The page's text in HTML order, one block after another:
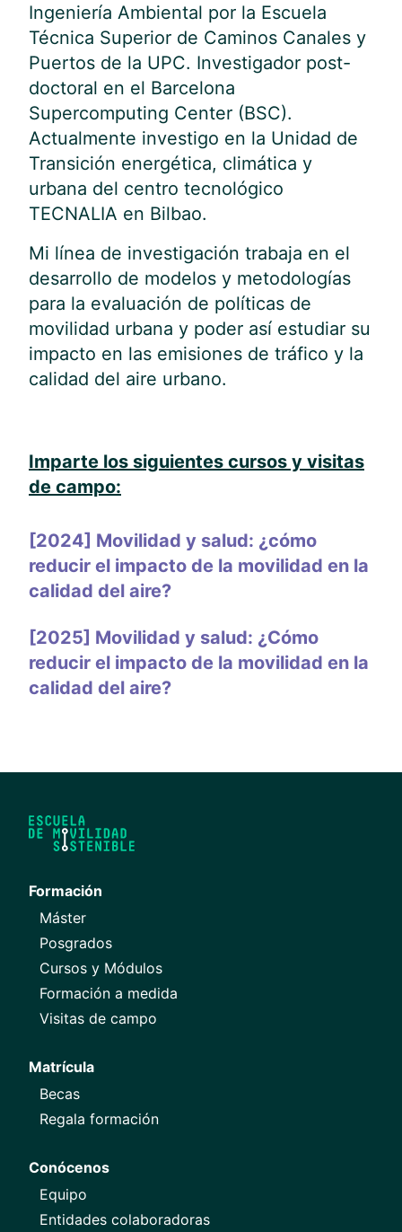
Ingeniería Ambiental por la Escuela
Técnica Superior de Caminos Canales y
Puertos de la UPC. Investigador post-
doctoral en el Barcelona
Supercomputing Center (BSC).
Actualmente investigo en la Unidad de
Transición energética, climática y
urbana del centro tecnológico
TECNALIA en Bilbao.
Mi línea de investigación trabaja en el
desarrollo de modelos y metodologías
para la evaluación de políticas de
movilidad urbana y poder así estudiar su
impacto en las emisiones de tráfico y la
calidad del aire urbano.
Imparte los siguientes cursos y visitas
de campo:
[2024] Movilidad y salud: ¿cómo
reducir el impacto de la movilidad en la
calidad del aire?
[2025] Movilidad y salud: ¿Cómo
reducir el impacto de la movilidad en la
calidad del aire?
Formación
Máster
Posgrados
Cursos y Módulos
Formación a medida
Visitas de campo
Matrícula
Becas
Regala formación
Conócenos
Equipo
Entidades colaboradoras